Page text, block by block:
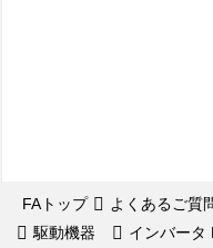
FAトップ よくあるご質
駆動機器
インバータ